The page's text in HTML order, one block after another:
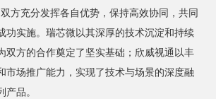
方充分发挥各自优势，保持高效协同，共同
功实施。瑞芯微以其深厚的技术沉淀和持续
双方的合作奠定了坚实基础；欣威视通以丰
市场推广能力，实现了技术与场景的深度融
产品。